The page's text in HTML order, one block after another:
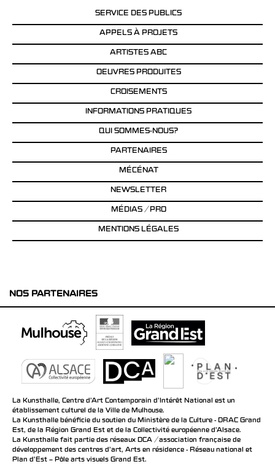
SERVICE DES PUBLICS
APPELS À PROJETS
ARTISTES ABC
OEUVRES PRODUITES
CROISEMENTS
INFORMATIONS PRATIQUES
QUI SOMMES-NOUS?
PARTENAIRES
MÉCÉNAT
NEWSLETTER
MÉDIAS / PRO
MENTIONS LÉGALES
NOS PARTENAIRES
La Kunsthalle, Centre d’Art Contemporain d’Intérêt National est un
établissement culturel de la Ville de Mulhouse.
La Kunsthalle bénéficie du soutien du Ministère de la Culture - DRAC Grand
Est, de la Région Grand Est et de la Collectivité européenne d’Alsace.
La Kunsthalle fait partie des réseaux DCA / association française de
développement des centres d'art, Arts en résidence - Réseau national et
Plan d’Est – Pôle arts visuels Grand Est.